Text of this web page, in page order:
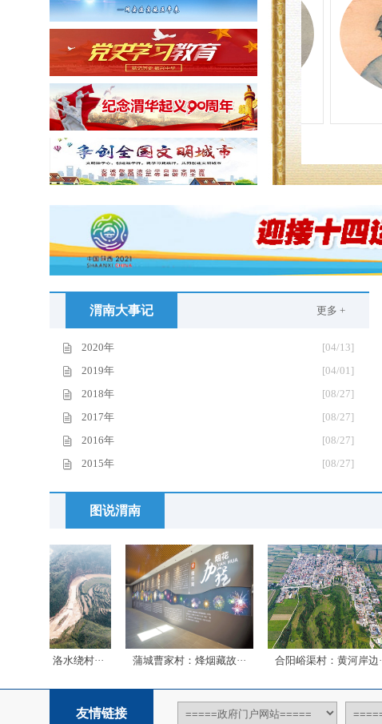
王杰
渭南大事记 更多 +
2020年
[04/13]
2019年
[04/01]
2018年
[08/27]
2017年
[08/27]
2016年
[08/27]
2015年
[08/27]
图说渭南
：洛水绕村··· 蒲城曹家村：烽烟藏故··· 合阳峪渠村：黄河岸边···
友情链接